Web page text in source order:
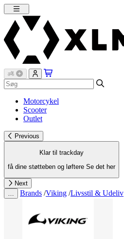
Motorcykel
Scooter
Outlet
Previous
Klar til trackday
få dine støtteben og løftere Se det her
Next
Brands /Viking /Livsstil & Udeliv